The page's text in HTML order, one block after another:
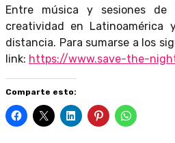
Entre música y sesiones de
creatividad en
distancia. Para sumarse a los
link: https://www.save-the-
Comparte esto: